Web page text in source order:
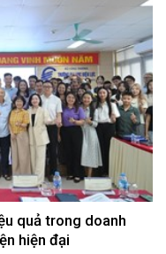
quả trong doanh
hiện đại